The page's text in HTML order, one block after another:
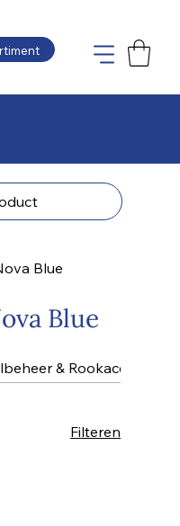
Blue
Blue
& Rookaccessoires
Filteren